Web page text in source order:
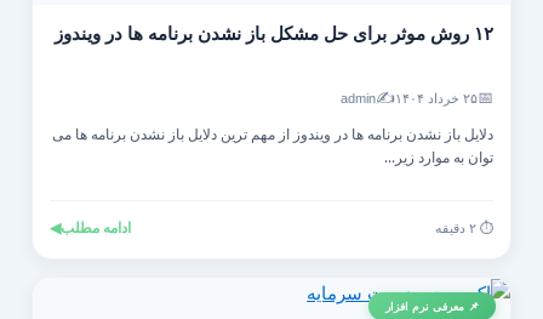
۱۲ روش موثر برای حل مشکل باز نشدن برنامه ها در ویندوز
۲۵ خرداد ۱۴۰۴ ✍️
admin
دلایل باز نشدن برنامه ها در ویندوز از مهم ترین دلایل باز نشدن برنامه ها می
توان به موارد زیر...
ادامه مطلب◀
📌 معرفی نرم افزار